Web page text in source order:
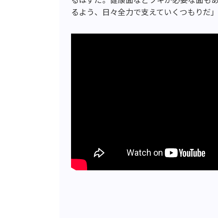
るよう、日々全力で支えていくつもりだ」